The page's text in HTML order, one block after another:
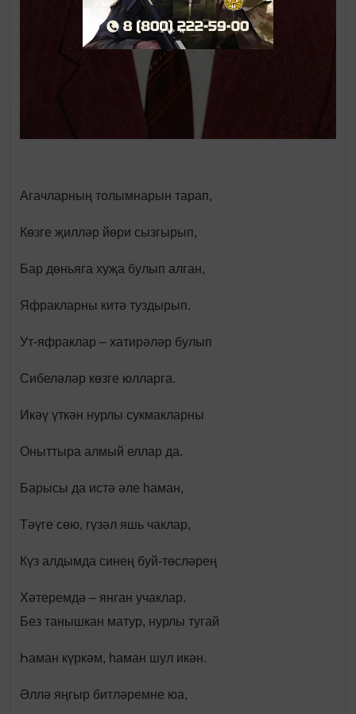
Агачларның толымнарын тарап,
Көзге җилләр йөри сызгырып,
Бар дөньяга хуҗа булып алган,
Яфракларны китә туздырып.
Ут-яфраклар – хатирәләр булып
Сибеләләр көзге юлларга.
Икәү үткән нурлы сукмакларны
Оныттыра алмый еллар да.
Барысы да истә әле һаман,
Тәүге сөю, гүзәл яшь чаклар,
Күз алдымда синең буй-төсләрең
Хәтеремдә – янган учаклар.
Без танышкан матур, нурлы тугай
Һаман күркәм, һаман шул икән.
Әллә яңгыр битләремне юа,